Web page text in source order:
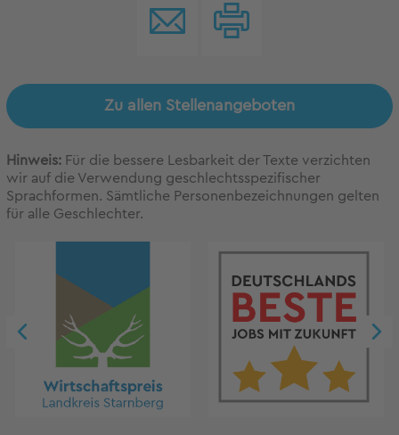
Zu allen Stellenangeboten
Hinweis: Für die bessere Lesbarkeit der Texte verzichten
wir auf die Verwendung geschlechtsspezifischer
Sprachformen. Sämtliche Personenbezeichnungen gelten
für alle Geschlechter.